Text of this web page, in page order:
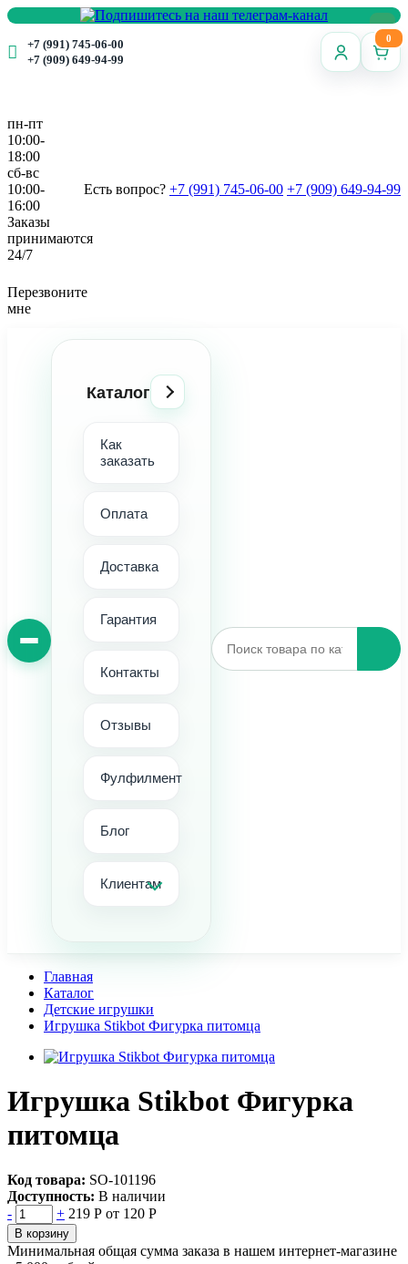
+7 (991) 745-06-00
+7 (909) 649-94-99
0
пн-пт
10:00-
18:00
сб-вс
10:00-
16:00
Заказы
принимаются
24/7
Есть вопрос? +7 (991) 745-06-00 +7 (909) 649-94-99
Перезвоните
мне
Каталог
Как
заказать
Оплата
Доставка
Гарантия
Контакты
Отзывы
Фулфилмент
Блог
Клиентам
Главная
Каталог
Детские игрушки
Игрушка Stikbot Фигурка питомца
Игрушка Stikbot Фигурка
питомца
Код товара: SO-101196
Доступность: В наличии
-
+ 219 Р от 120 Р
В корзину
Минимальная общая сумма заказа в нашем интернет-магазине